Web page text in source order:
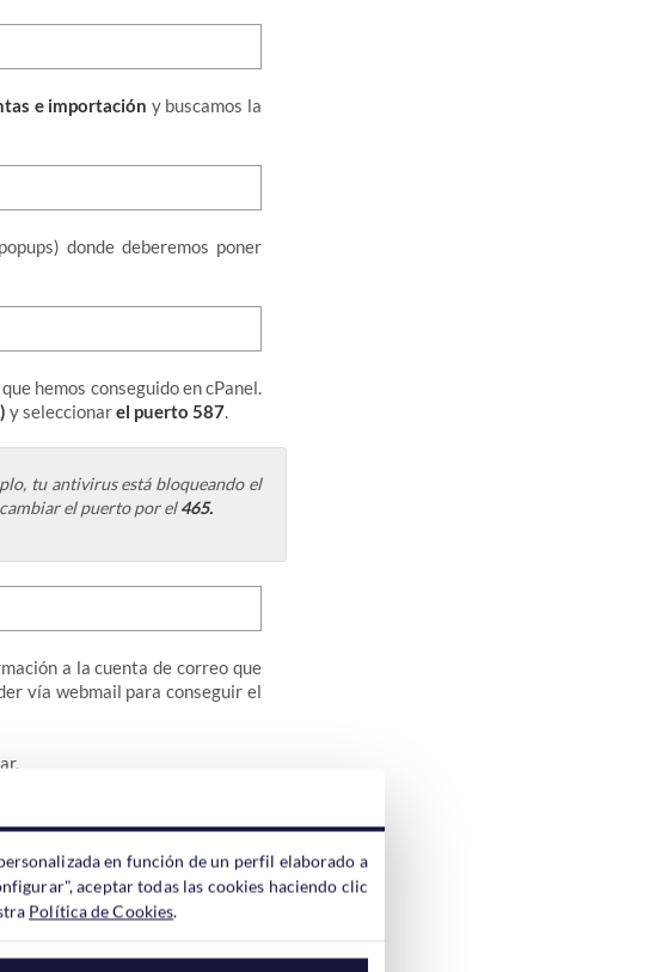
e importación y buscamos la
donde deberemos poner
hemos conseguido en cPanel.
y seleccionarel puerto 587.
tu antivirus está bloqueando el
el puerto por el465.
a la cuenta de correo que
vía webmail para conseguir el
correcta:
en función de un perfil elaborado a
aceptar todas las cookies haciendo clic
Política de Cookies.